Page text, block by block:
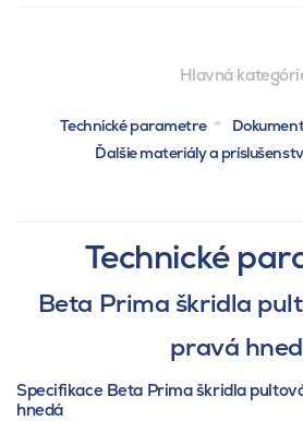
Hlavná
Technické parametre
Ďalšie materiály a
Technické
Beta Prima škridla
pravá
Specifikace Beta Prima škridla
hnedá